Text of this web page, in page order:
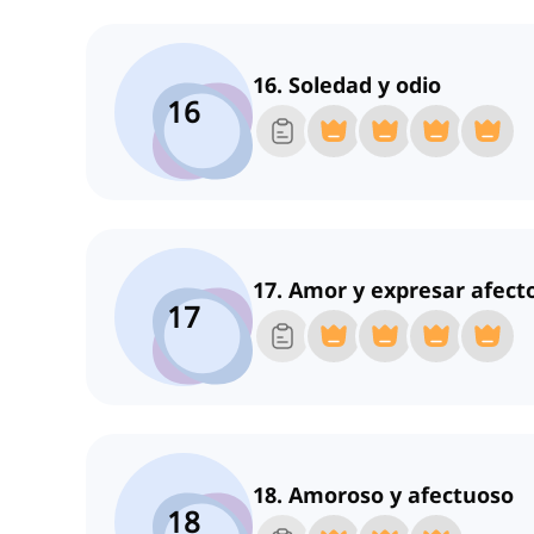
16
16. Soledad y odio
17
17. Amor y expresar
18
18. Amoroso y afectuoso